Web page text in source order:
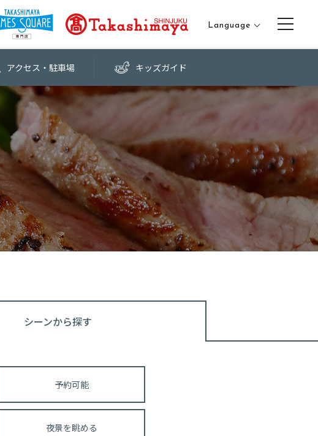
Language
日本語
アクセス・駐車場 キッズガイド
シーンから探す
予約可能
夜景を眺める